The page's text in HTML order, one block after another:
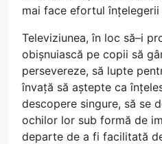
mai face efortul înțelegerii
Televiziunea, în loc să–i
obișnuiască pe copii să
persevereze, să lupte
învață să aștepte ca
descopere singure, să se
ochilor lor sub formă de
departe de a fi facilitată